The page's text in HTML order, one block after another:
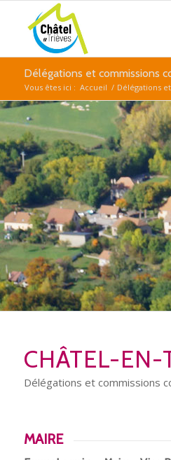
Délégations et commissions
Vous êtes ici : Accueil / Délégations
CHÂTEL-EN-
Délégations et commissions
MAIRE